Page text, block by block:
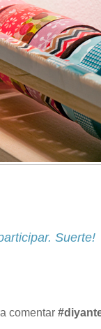
Suerte!
comentar